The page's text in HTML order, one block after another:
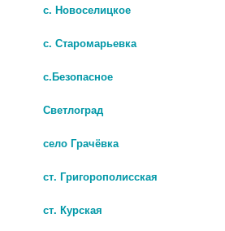
В КОРЗИНУ
с. Новоселицкое
с. Старомарьевка
с.Безопасное
Светлоград
село Грачёвка
ст. Григорополисская
ст. Курская